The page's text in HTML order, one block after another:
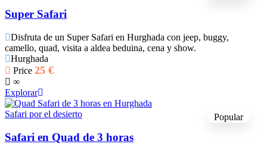
Super Safari
Disfruta de un Super Safari en Hurghada con jeep, buggy,
camello, quad, visita a aldea beduina, cena y show.
Hurghada
Price 25 €
∞
Explorar
Popular
Safari por el desierto
Safari en Quad de 3 horas